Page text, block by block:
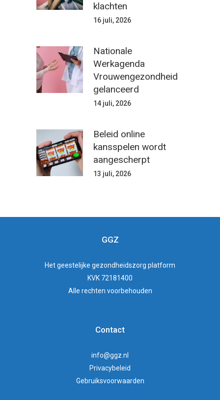
klachten
16 juli, 2026
Nationale
Werkagenda
Vrouwengezondheid
gelanceerd
14 juli, 2026
Beleid online
kansspelen wordt
aangescherpt
13 juli, 2026
GGZ
Hetgeestelijke gezondheidszorg platform
KVK 72181400
Alle rechten voorbehouden
Contact
info@ggz.nl
Privacybeleid
Gebruiksvoorwaarden